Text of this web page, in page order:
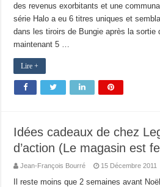
des revenus exorbitants et une
série Halo a eu 6 titres uniques et
dans les tiroirs de Bungie après la sortie
maintenant 5 …
Lire +
Idées cadeaux de chez
d’action (Le magasin est
Jean-François Bourré 15 Décembre 2011
Il reste moins que 2 semaines avant